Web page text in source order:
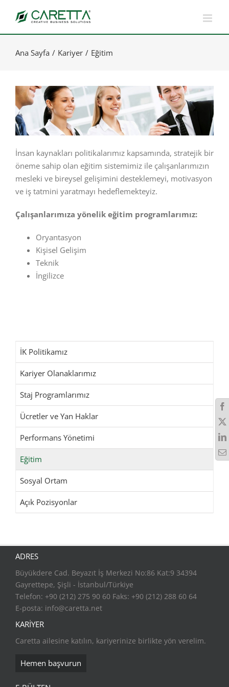
content
Ana Sayfa Kariyer Eğitim
İnsan kaynakları politikalarımız kapsamında, stratejik bir
öneme sahip olan eğitim sistemimiz ile çalışanlarımızın
mesleki ve bireysel gelişimini desteklemeyi, motivasyon
ve iş tatmini yaratmayı hedeflemekteyiz.
Çalışanlarımıza yönelik eğitim programlarımız:
Oryantasyon
Kişisel Gelişim
Teknik
İngilizce
İK Politikamız
Kariyer Olanaklarımız
Staj Programlarımız
Ücretler ve Yan Haklar
Performans Yönetimi
Eğitim
Sosyal Ortam
Açık Pozisyonlar
ADRES
Büyükdere Cad. Beyazıt İş Merkezi No:86 Kat:9 34394
Gayrettepe, Şişli - İstanbul/Türkiye
Telefon: +90 (212) 275 90 60 Faks: +90 (212) 288 60 64
E-posta: info@caretta.net
KARİYER
Caretta ailesine katılın, kariyerinize birlikte yön verelim.
Hemen başvurun